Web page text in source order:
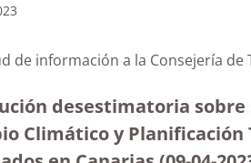
de información a la Consejería
desestimatoria
Climático y